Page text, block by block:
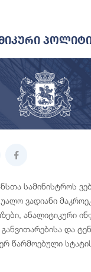
სამინისტროს
ვადიანი
ანალიტიკური
და
წარმოებული